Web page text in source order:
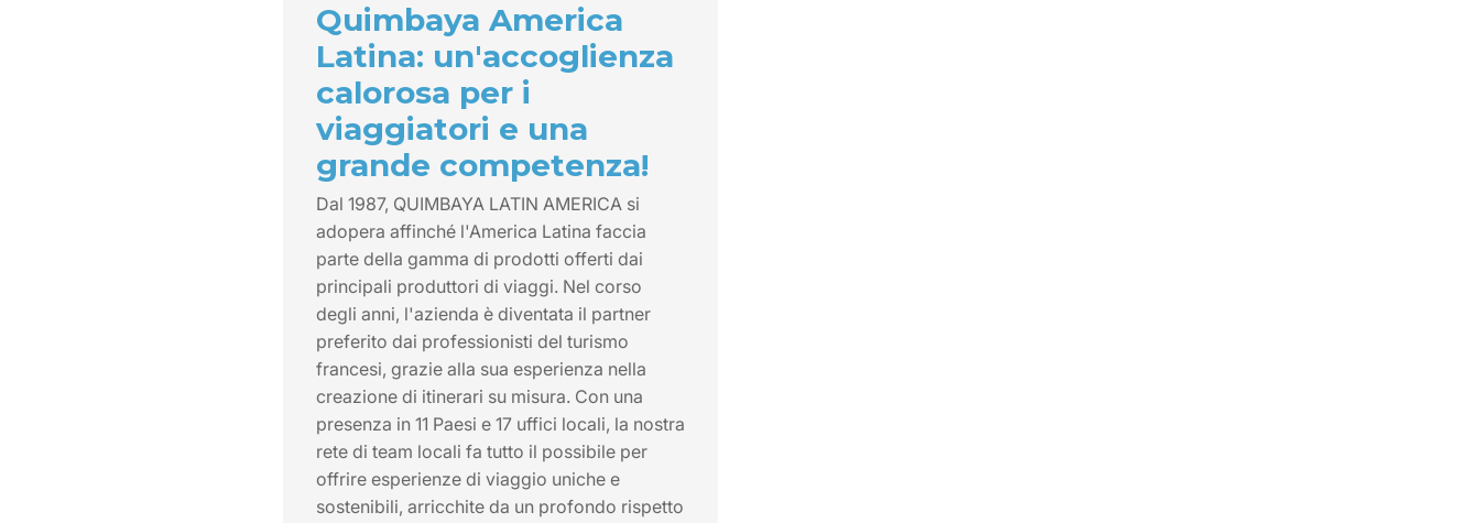
Quimbaya America
Latina: un'accoglienza
calorosa per i
viaggiatori e una
grande competenza!
Dal 1987, QUIMBAYA LATIN AMERICA si
adopera affinché l'America Latina faccia
parte della gamma di prodotti offerti dai
principali produttori di viaggi. Nel corso
degli anni, l'azienda è diventata il partner
preferito dai professionisti del turismo
francesi, grazie alla sua esperienza nella
creazione di itinerari su misura. Con una
presenza in 11 Paesi e 17 uffici locali, la nostra
rete di team locali fa tutto il possibile per
offrire esperienze di viaggio uniche e
sostenibili, arricchite da un profondo rispetto